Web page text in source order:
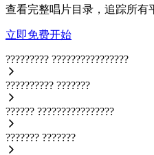
查看完整唱片目录，追踪所有
立即免费开始
????????? ????????????????
?????????? ???????
?????? ????????????????
??????? ???????